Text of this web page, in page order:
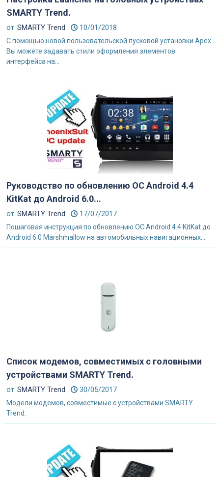
SMARTY Trend.
от SMARTY Trend 10/01/2018
С помощью новой пользовательской пусковой установки Apex
Вы можете задавать стили оформления элементов
интерфейса на...
Руководство по обновлению ОС Android 4.4
KitKat до Android 6.0...
от SMARTY Trend 17/07/2017
Пошаговая инструкция по обновлению ОС Android 4.4 KitKat до
Android 6.0 Marshmallow на автомобильных навигационных...
Список модемов, совместимых с головными
устройствами SMARTY Trend.
от SMARTY Trend 30/05/2017
Модели модемов, совместимые с устройствами SMARTY
Trend.